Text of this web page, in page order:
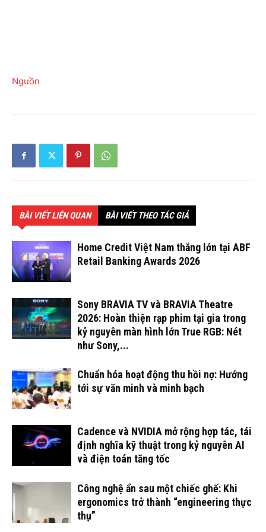
Nguồn
BÀI VIẾT LIÊN QUAN BÀI VIẾT THEO TÁC GIẢ
Home Credit Việt Nam thắng lớn tại ABF
Retail Banking Awards 2026
Sony BRAVIA TV và BRAVIA Theatre
2026: Hoàn thiện rạp phim tại gia trong
kỷ nguyên màn hình lớn True RGB: Nét
như Sony,...
Chuẩn hóa hoạt động thu hồi nợ: Hướng
tới sự văn minh và minh bạch
Cadence và NVIDIA mở rộng hợp tác, tái
định nghĩa kỹ thuật trong kỷ nguyên AI
và điện toán tăng tốc
Công nghệ ẩn sau một chiếc ghế: Khi
ergonomics trở thành “engineering thực
thụ”